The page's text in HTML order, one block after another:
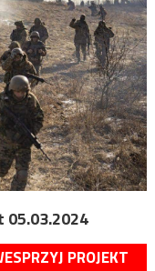
PROJEKT